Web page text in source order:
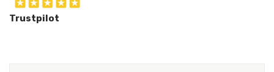
Trustpilot